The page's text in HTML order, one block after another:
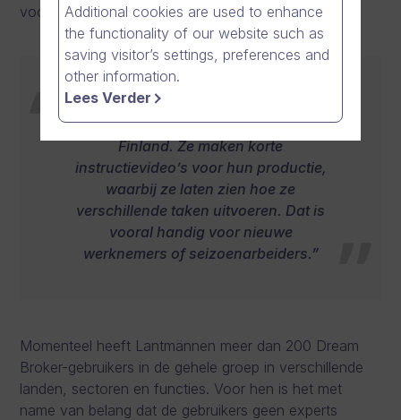
voordelen in de training:
“We hebben de grote voordelen van
videoproductie gezien bij een bedrijf in
Finland. Ze maken korte
instructievideo’s voor hun productie,
waarbij ze laten zien hoe ze
verschillende taken uitvoeren. Dat is
vooral handig voor nieuwe
werknemers of seizoenarbeiders.”
Momenteel heeft Lantmännen meer dan 200 Dream
Broker-gebruikers in de gehele groep in verschillende
landen, sectoren en functies. Voor hen is het met
name van belang dat de gebruikers geen experts
Additional cookies are used to enhance
the functionality of our website such as
saving visitor’s settings, preferences and
other information.
Lees Verder